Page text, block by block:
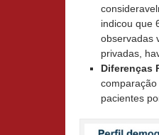
indicou que
observadas
privadas,
Diferenças
pacientes